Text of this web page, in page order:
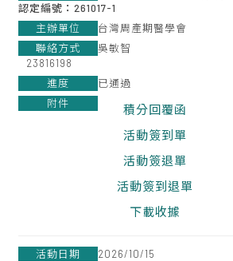
認定編號：261017-1
台灣周產期醫學會
吳敏智
23816198
已通過
積分回覆函
活動簽到單
活動簽退單
活動簽到退單
下載收據
2026/10/15